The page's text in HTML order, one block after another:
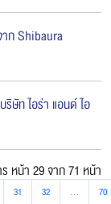
ก Shibaura
ษัท ไอร่า แอนด์ ไอ
หน้า 29 จาก 71 หน้า
31 32 ... 70